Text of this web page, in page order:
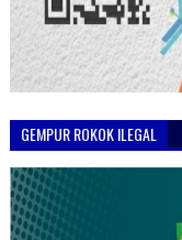
GEMPUR ROKOK ILEGAL